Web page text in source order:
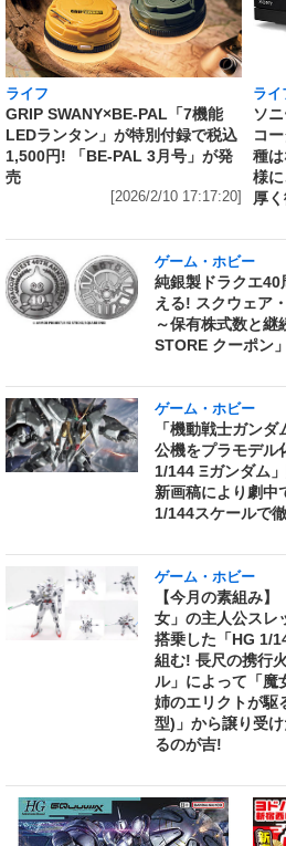
ライフ
GRIP SWANY×BE-PAL「7機能
LEDランタン」が特別付録で税込
1,500円! 「BE-PAL 3月号」が発
売
[2026/2/10 17:17:20]
ライ
ソ
コ
種
様に
厚
ゲーム・ホビー
純銀製ドラクエ40
える! スクウェア
～保有株式数と継
STORE クーポン
ゲーム・ホビー
「機動戦士ガン
公機をプラモデル
1/144 Ξガンダム
新画稿により劇中
1/144スケールで
ゲーム・ホビー
【今月の素組み
女」の主人公スレ
搭乗した「HG 1/
組む! 長尺の携行
ル」によって「魔
姉のエリクトが駆
型)」から譲り受
るのが吉!